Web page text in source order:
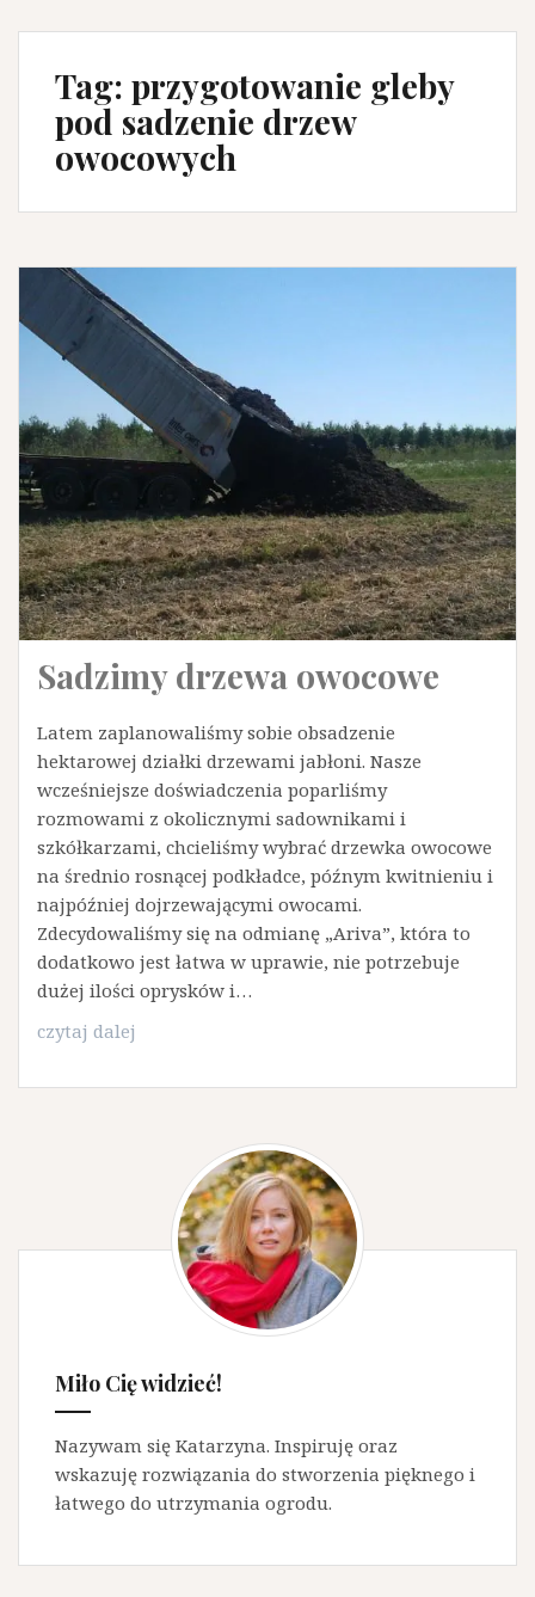
Tag: przygotowanie gleby
pod sadzenie drzew
owocowych
Sadzimy drzewa owocowe
Latem zaplanowaliśmy sobie obsadzenie
hektarowej działki drzewami jabłoni. Nasze
wcześniejsze doświadczenia poparliśmy
rozmowami z okolicznymi sadownikami i
szkółkarzami, chcieliśmy wybrać drzewka owocowe
na średnio rosnącej podkładce, późnym kwitnieniu i
najpóźniej dojrzewającymi owocami.
Zdecydowaliśmy się na odmianę „Ariva”, która to
dodatkowo jest łatwa w uprawie, nie potrzebuje
dużej ilości oprysków i…
czytaj dalej
owocowe
Miło Cię widzieć!
Nazywam się Katarzyna. Inspiruję oraz
wskazuję rozwiązania do stworzenia pięknego i
łatwego do utrzymania ogrodu.